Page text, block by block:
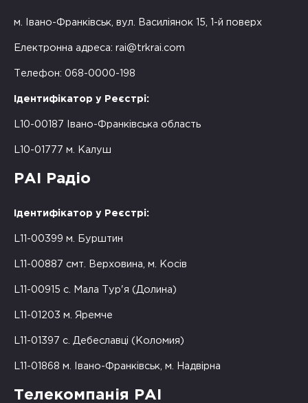
м. Івано-Франківськ, вул. Василіянок 15, 1-й поверх
Електронна адреса: rai@trkrai.com
Телефон: 068-0000-198
Ідентифікатор у Реєстрі:
L10-00187 Івано-Франківська область
L10-01777 м. Калуш
РАІ Радіо
Ідентифікатор у Реєстрі:
L11-00399 м. Бурштин
L11-00887 смт. Верховина, м. Косів
L11-00915 с. Мала Тур'я (Долина)
L11-01203 м. Яремче
L11-01397 с. Дебеславці (Коломия)
L11-01868 м. Івано-Франківськ, м. Надвірна
Телекомпанія РАІ